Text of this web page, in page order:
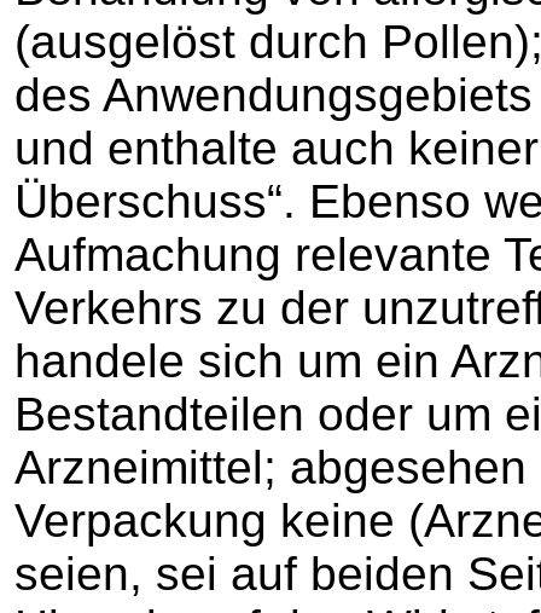
(ausgelöst durch
des
und enthalte auch
Überschuss“. Ebenso
Aufmachung relevante
Verkehrs zu der
handele sich um ein
Bestandteilen oder um
Arzneimittel;
Verpackung keine
seien, sei auf beiden